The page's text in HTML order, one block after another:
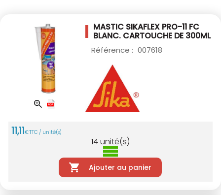
MASTIC SIKAFLEX PRO-11 FC
BLANC. CARTOUCHE DE 300ML
Référence : 007618
11,11€TTC / unité(s)
14unité(s)
Ajouter au panier